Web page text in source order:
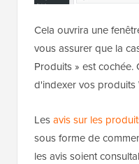
Cela ouvrira une
vous assurer que la
Produits » est cochée.
d'indexer vos produits
Lesavis sur les
sous forme de
les avis soient